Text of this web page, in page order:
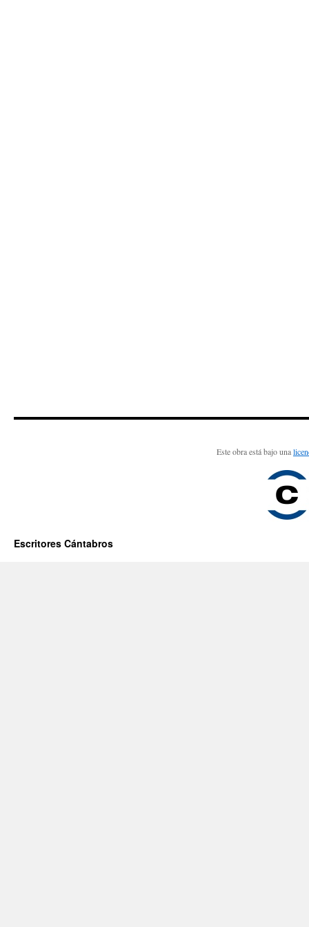
Este obra está bajo una
Escritores Cántabros